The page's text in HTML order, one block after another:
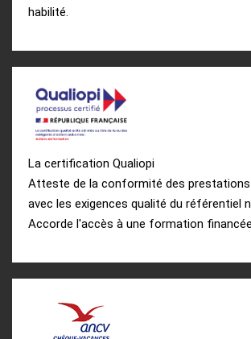
habilité.
La certification Qualiopi
Atteste de la conformité des
avec les exigences qualité du référentiel
Accorde l'accès à une formation financée